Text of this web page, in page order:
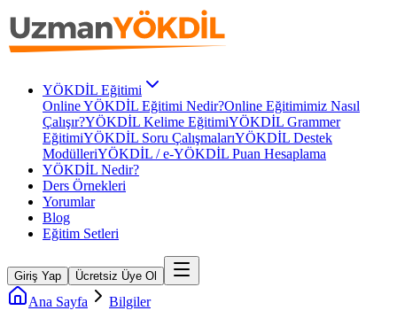
YÖKDİL Eğitimi
Online YÖKDİL Eğitimi Nedir?Online Eğitimimiz Nasıl
Çalışır?YÖKDİL Kelime EğitimiYÖKDİL Grammer
EğitimiYÖKDİL Soru ÇalışmalarıYÖKDİL Destek
ModülleriYÖKDİL / e-YÖKDİL Puan Hesaplama
YÖKDİL Nedir?
Ders Örnekleri
Yorumlar
Blog
Eğitim Setleri
Giriş Yap Ücretsiz Üye Ol
Ana Sayfa Bilgiler